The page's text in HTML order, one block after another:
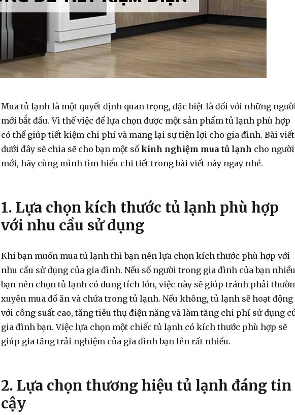
Mua tủ lạnh là một quyết định quan trọng, đặc biệt là đối với những
mới bắt đầu. Vì thế việc để lựa chọn được một sản phẩm tủ lạnh phù hợp
có thể giúp tiết kiệm chi phí và mang lại sự tiện lợi cho gia đình. Bài viết
dưới đây sẽ chia sẽ cho bạn một số kinh nghiệm mua tủ lạnh cho người
mới, hãy cùng mình tìm hiểu chi tiết trong bài viết này ngay nhé.
1. Lựa chọn kích thước tủ lạnh phù hợp
với nhu cầu sử dụng
Khi bạn muốn mua tủ lạnh thì bạn nên lựa chọn kích thước phù hợp với
nhu cầu sử dụng của gia đình. Nếu số người trong gia đình của bạn
bạn nên chọn tủ lạnh có dung tích lớn, việc này sẽ giúp tránh phải
xuyên mua đồ ăn và chứa trong tủ lạnh. Nếu không, tủ lạnh sẽ hoạt động
với công suất cao, tăng tiêu thụ điện năng và làm tăng chi phí sử dụng
gia đình bạn. Việc lựa chọn một chiếc tủ lạnh có kích thước phù hợp sẽ
giúp gia tăng trải nghiệm của gia đình bạn lên rất nhiều.
2. Lựa chọn thương hiệu tủ lạnh đáng tin
cậy